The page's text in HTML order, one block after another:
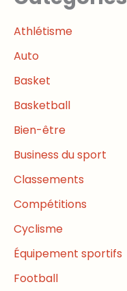
Athlétisme
Auto
Basket
Basketball
Bien-être
Business du sport
Classements
Compétitions
Cyclisme
Équipement sportifs
Football